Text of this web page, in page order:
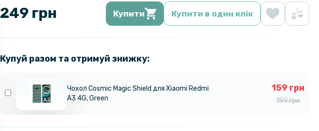
249 грн Купити Купити в один клік
Купуй разом та отримуй знижку:
Чохол Cosmic Magic Shield для Xiaomi Redmi
A3 4G, Green
159 грн
199 грн